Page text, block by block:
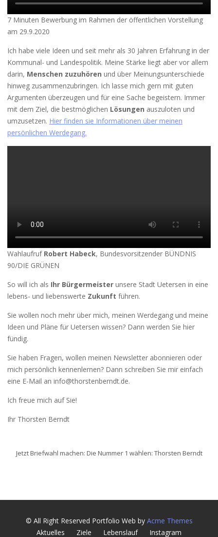
7 Minuten Bewerbung im Rahmen der öffentlichen Vorstellung
am 29.9.2020
Ich habe viele Ideen und seit mehr als 30 Jahren Erfahrung in der
Kommunal- und Landespolitik. Meine Stärke liegt aber vor allem
darin, Menschen zuzuhören und über Meinungsunterschiede
hinweg zusammenzubringen. Ich lasse mich gern mit guten
Argumenten überzeugen und für eine Sache begeistern. Immer
mit dem Ziel, die bestmöglichen Lösungen auszuloten und
umzusetzen. Hier finden sie Informationen über meinen
persönlichen Werdegang.
Wahlaufruf Robert Habeck, Bundesvorsitzender BÜNDNIS
90/DIE GRÜNEN
So will ich als Ihr Bürgermeister unsere Stadt Uetersen in eine
lebens- und liebenswerte Zukunft führen.
Sie wollen noch mehr über mich, meinen Werdegang und meine
Ideen und Pläne für Uetersen wissen? Dann werden Sie hier
fündig.
Sie haben Fragen, wollen meinen Newsletter abonnieren oder
mich persönlich kennenlernen? Dann schreiben Sie mir einfach
eine E-Mail an info@thorstenberndt.de.
Ich freue mich auf Sie!
Ihr Thorsten Berndt
Jetzt Briefwahl machen: Die Nummer 1 wählen: Thorsten Berndt
© All Right Reserved Portfolio Web by Acme Themes
Aktuelles
Ziele Lebenslauf Instagram